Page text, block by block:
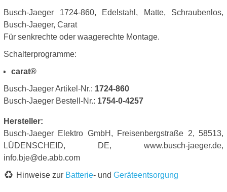
Busch-Jaeger 1724-860, Edelstahl, Matte, Schraubenlos,
Busch-Jaeger, Carat
Für senkrechte oder waagerechte Montage.
Schalterprogramme:
carat®
Busch-Jaeger Artikel-Nr.: 1724-860
Busch-Jaeger Bestell-Nr.: 1754-0-4257
Hersteller:
Busch-Jaeger Elektro GmbH, Freisenbergstraße 2, 58513,
LÜDENSCHEID, DE, www.busch-jaeger.de,
info.bje@de.abb.com
Hinweise zur Batterie- und Geräteentsorgung